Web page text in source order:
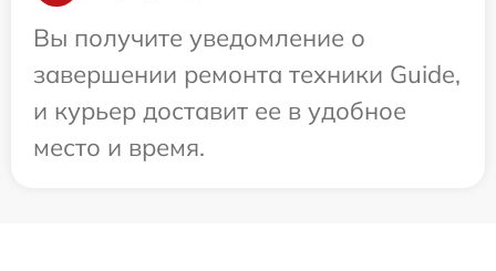
Вы получите уведомление о
завершении ремонта техники Guide,
и курьер доставит ее в удобное
место и время.